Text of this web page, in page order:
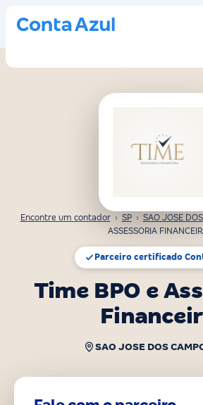
Encontre um contador › SP › SAO JOSE
ASSESSORIA
Parceiro certificado
Time BPO e
SAO JOSE DOS